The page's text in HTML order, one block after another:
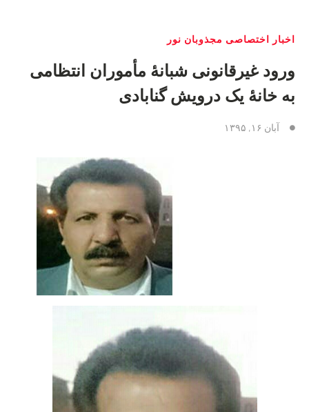
اخبار اختصاصی مجذوبان نور
ورود غيرقانونى شبانهٔ مأموران انتظامى
به خانهٔ يک درويش گنابادى
آبان ۱۶, ۱۳۹۵